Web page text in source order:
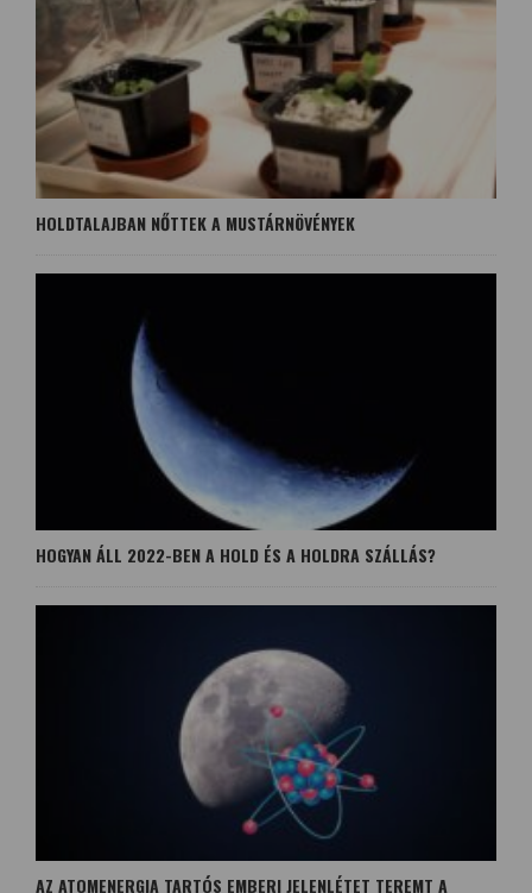
HOLDTALAJBAN NŐTTEK A MUSTÁRNÖVÉNYEK
HOGYAN ÁLL 2022-BEN A HOLD ÉS A HOLDRA SZÁLLÁS?
AZ ATOMENERGIA TARTÓS EMBERI JELENLÉTET TEREMT A